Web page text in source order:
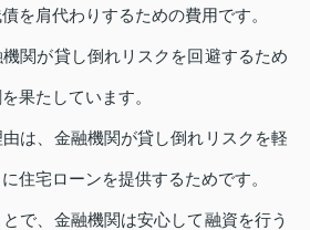
を肩代わりするための費用です。
関が貸し倒れリスクを回避するため
果たしています。
は、金融機関が貸し倒れリスクを軽
住宅ローンを提供するためです。
で、金融機関は安心して融資を行う